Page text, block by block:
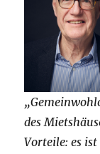
des
Vorteile: es